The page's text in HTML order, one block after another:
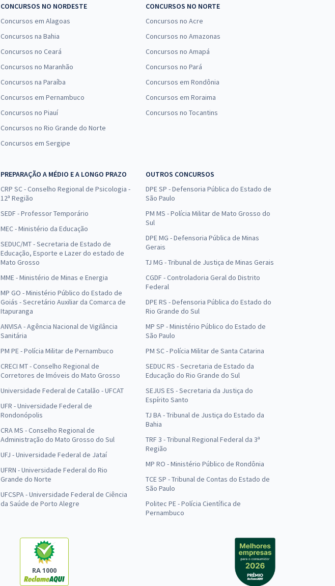
CONCURSOS NO NORDESTE
Concursos em Alagoas
Concursos na Bahia
Concursos no Ceará
Concursos no Maranhão
Concursos na Paraíba
Concursos em Pernambuco
Concursos no Piauí
Concursos no Rio Grande do Norte
Concursos em Sergipe
CONCURSOS NO NORTE
Concursos no Acre
Concursos no Amazonas
Concursos no Amapá
Concursos no Pará
Concursos em Rondônia
Concursos em Roraima
Concursos no Tocantins
PREPARAÇÃO A MÉDIO E A LONGO PRAZO
CRP SC - Conselho Regional de Psicologia -
12ª Região
SEDF - Professor Temporário
MEC - Ministério da Educação
SEDUC/MT - Secretaria de Estado de
Educação, Esporte e Lazer do estado de
Mato Grosso
MME - Ministério de Minas e Energia
MP GO - Ministério Público do Estado de
Goiás - Secretário Auxiliar da Comarca de
Itapuranga
ANVISA - Agência Nacional de Vigilância
Sanitária
PM PE - Polícia Militar de Pernambuco
CRECI MT - Conselho Regional de
Corretores de Imóveis do Mato Grosso
Universidade Federal de Catalão - UFCAT
UFR - Universidade Federal de
Rondonópolis
CRA MS - Conselho Regional de
Administração do Mato Grosso do Sul
UFJ - Universidade Federal de Jataí
UFRN - Universidade Federal do Rio
Grande do Norte
UFCSPA - Universidade Federal de Ciência
da Saúde de Porto Alegre
OUTROS CONCURSOS
DPE SP - Defensoria Pública do Estado de
São Paulo
PM MS - Polícia Militar de Mato Grosso do
Sul
DPE MG - Defensoria Pública de Minas
Gerais
TJ MG - Tribunal de Justiça de Minas Gerais
CGDF - Controladoria Geral do Distrito
Federal
DPE RS - Defensoria Pública do Estado do
Rio Grande do Sul
MP SP - Ministério Público do Estado de
São Paulo
PM SC - Polícia Militar de Santa Catarina
SEDUC RS - Secretaria de Estado da
Educação do Rio Grande do Sul
SEJUS ES - Secretaria da Justiça do
Espírito Santo
TJ BA - Tribunal de Justiça do Estado da
Bahia
TRF 3 - Tribunal Regional Federal da 3ª
Região
MP RO - Ministério Público de Rondônia
TCE SP - Tribunal de Contas do Estado de
São Paulo
Politec PE - Polícia Científica de
Pernambuco
RA 1000